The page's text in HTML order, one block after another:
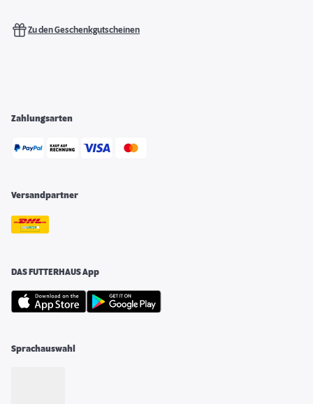
Zu den Geschenkgutscheinen
Zahlungsarten
Versandpartner
DAS FUTTERHAUS App
Sprachauswahl